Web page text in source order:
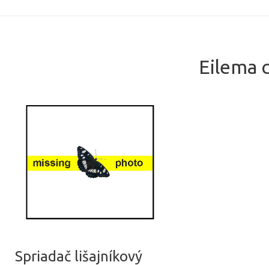
Eilema
Spriadač lišajníkový